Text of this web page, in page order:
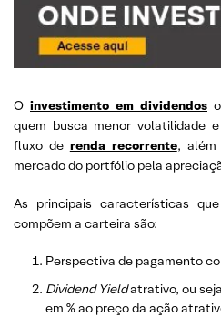
O investimento em dividendos
quem busca menor volatilidade
fluxo de renda recorrente, além
mercado do portfólio pela
As principais características
compõem a carteira são:
Perspectiva de pagamento
Dividend Yieldatrativo, ou
em % ao preço da ação